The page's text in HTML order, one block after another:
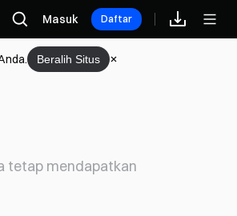
Masuk Daftar
Beralih Situs
tetap mendapatkan